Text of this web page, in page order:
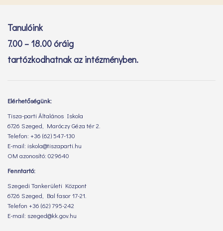
Tanulóink
7.00 – 18.00 óráig
tartózkodhatnak az intézményben.
Elérhetőségünk:
Tisza-parti Általános Iskola
6726 Szeged, Maróczy Géza tér 2.
Telefon: +36 (62) 547-130
E-mail: iskola@tiszaparti.hu
OM azonosító: 029640
Fenntartó:
Szegedi Tankerületi Központ
6726 Szeged, Bal fasor 17-21.
Telefon +36 (62) 795-242
E-mail: szeged@kk.gov.hu